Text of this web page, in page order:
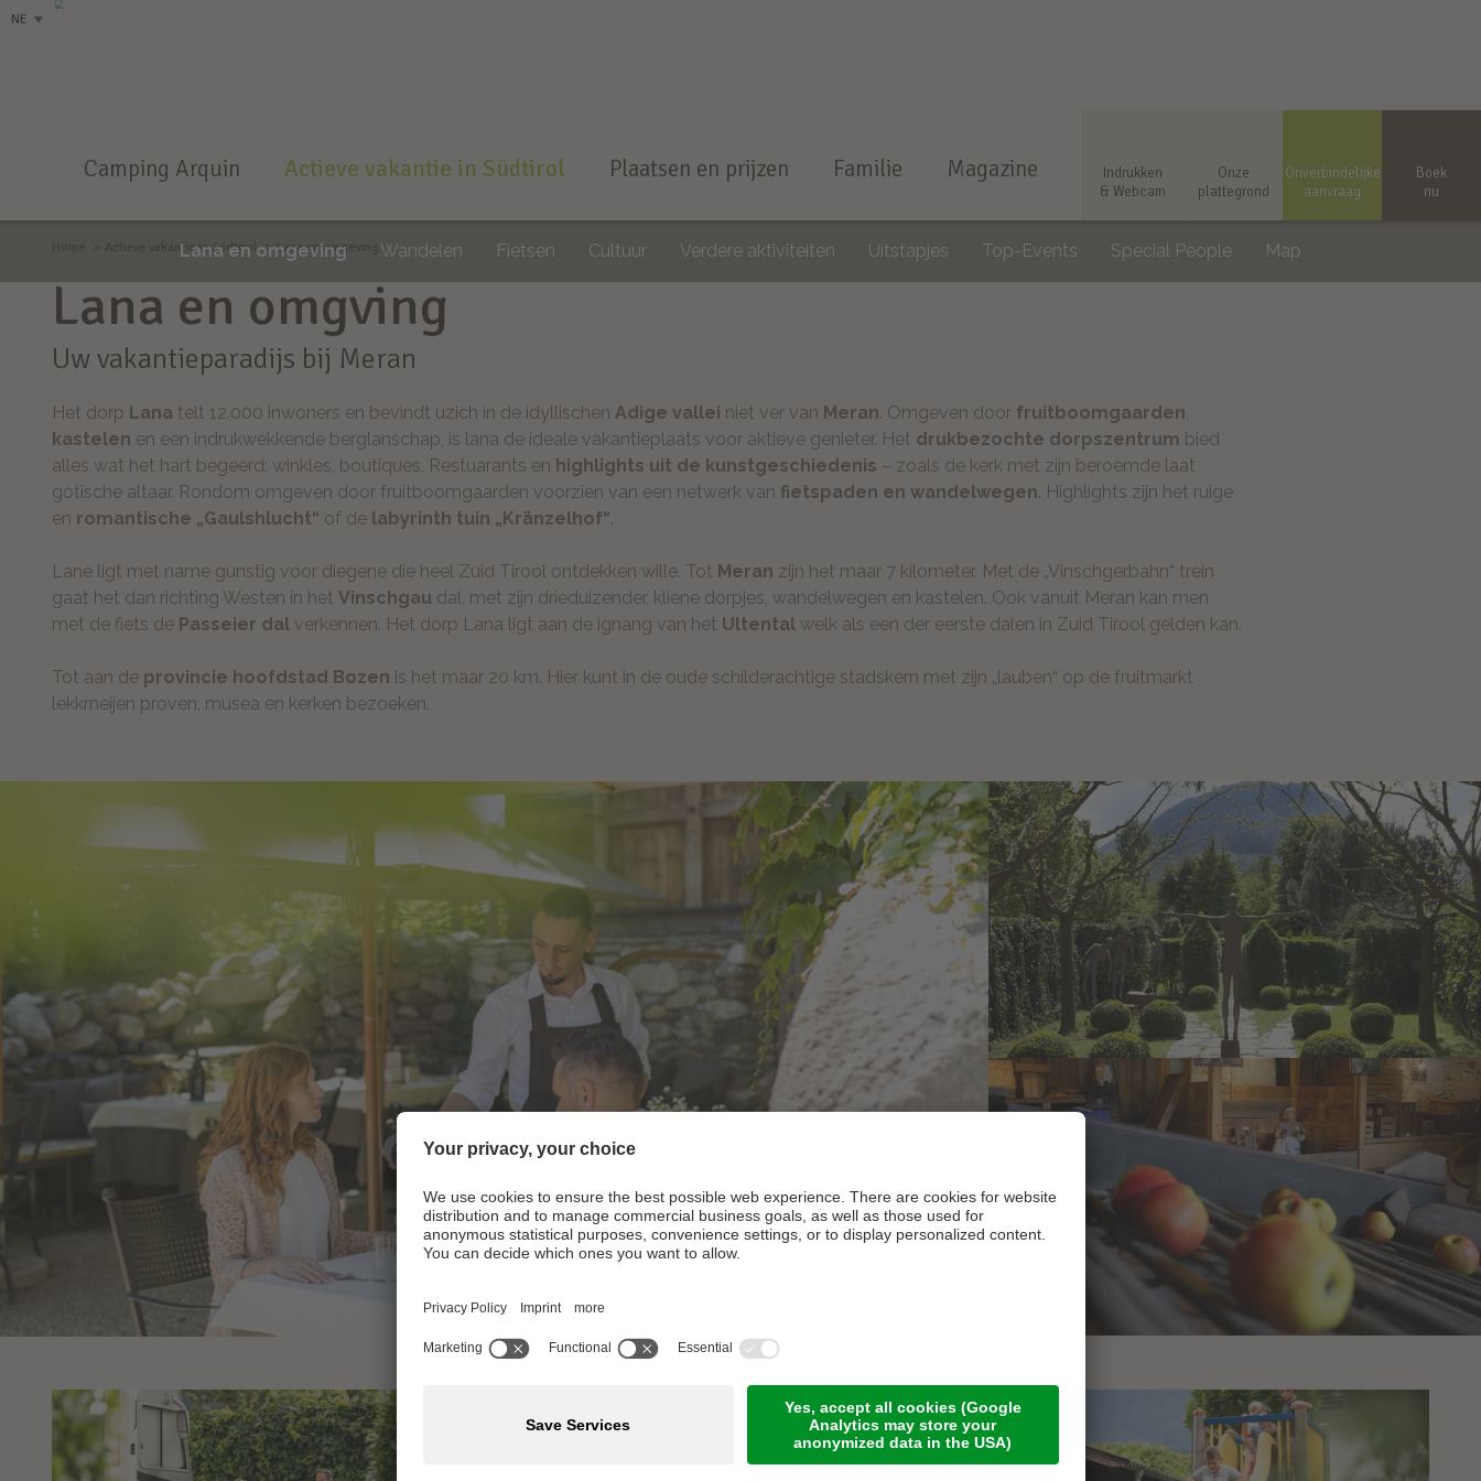
NE
Camping Arquin Actieve vakantie in Südtirol
Lana en omgeving Wandelen Fietsen Cultuur Verdere aktiviteiten Uitstapjes Top-Events Special People Map
Plaatsen en prijzen Familie Magazine
Indrukken
& Webcam
Onze
plattegrond
Onverbindelijke
aanvraag
Boek
nu
Actieve vakantie in Südtirol Lana en omgeving
Lana en omgving
Uw vakantieparadijs bij Meran
Het dorp Lana telt 12.000 inwoners en bevindt uzich in de idyllischenAdige vallei niet ver van Meran. Omgeven door fruitboomgaarden,
kastelen en een indrukwekkende berglanschap, is lana de ideale vakantieplaats voor aktieve genieter. Het drukbezochte dorpszentrum bied
alles wat het hart begeerd: winkles, boutiques, Restuarants en highlights uit de kunstgeschiedenis – zoals de kerk met zijn beroemde laat
gotische altaar. Rondom omgeven door fruitboomgaarden voorzien van een netwerk van fietspaden en wandelwegen. Highlights zijn het ruige
en romantische „Gaulshlucht“ of de labyrinth tuin „Kränzelhof“.
Lane ligt met name gunstig voor diegene die heel Zuid Tirool ontdekken wille. Tot Meran zijn het maar 7 kilometer. Met de „Vinschgerbahn“ trein
gaat het dan richting Westen in hetVinschgau dal, met zijn drieduizender, kliene dorpjes, wandelwegen en kastelen. Ook vanuit Meran kan men
met de fiets de Passeier dal verkennen. Het dorp Lana ligt aan de ignang van het Ultental welk als een der eerste dalen in Zuid Tirool gelden kan.
Tot aan de provincie hoofdstad Bozen is het maar 20 km. Hier kunt in de oude schilderachtige stadskern met zijn „lauben“ op de fruitmarkt
lekkrneijen proven, musea en kerken bezoeken.